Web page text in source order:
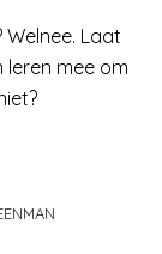
Welnee. Laat
leren mee om